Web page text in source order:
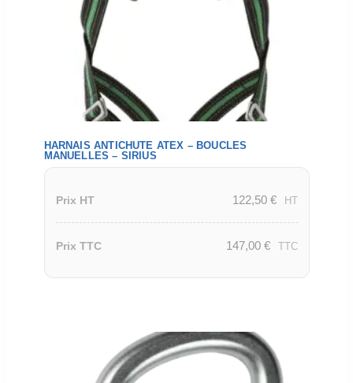
HARNAIS ANTICHUTE ATEX – BOUCLES
MANUELLES – SIRIUS
Prix HT 122,50 € HT
Prix TTC 147,00 € TTC